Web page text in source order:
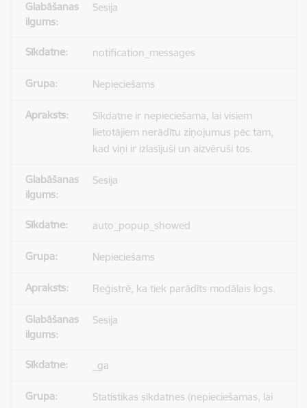
Sesija
notification_messages
Nepieciešams
Sīkdatne ir nepieciešama, lai visiem
lietotājiem nerādītu ziņojumus pēc tam,
kad viņi ir izlasījuši un aizvēruši tos.
Sesija
auto_popup_showed
Nepieciešams
Reģistrē, ka tiek parādīts modālais logs.
Sesija
_ga
Statistikas sīkdatnes (nepieciešamas, lai